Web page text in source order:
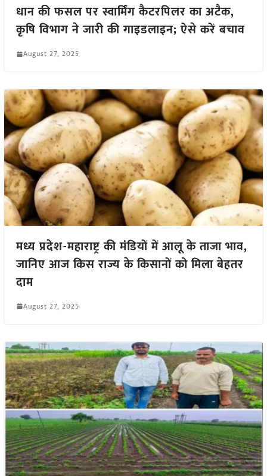
धान की फसल पर स्वार्मिंग कैटरपिलर का अटैक,
कृषि विभाग ने जारी की गाइडलाइन; ऐसे करें बचाव
August 27, 2025
मध्य प्रदेश-महाराष्ट्र की मंडियों में आलू के ताजा भाव,
जानिए आज किस राज्य के किसानों को मिला बेहतर
दाम
August 27, 2025